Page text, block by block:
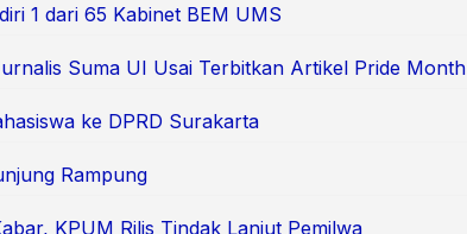
1 dari 65 Kabinet BEM UMS
Suma UI Usai Terbitkan Artikel Pride Month
ke DPRD Surakarta
Rampung
KPUM Rilis Tindak Lanjut Pemilwa